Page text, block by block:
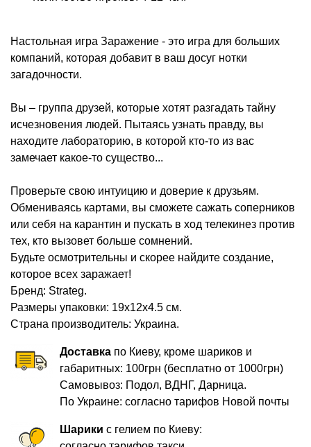
Настольная игра Заражение - это игра для больших
компаний, которая добавит в ваш досуг нотки
загадочности.
Вы – группа друзей, которые хотят разгадать тайну
исчезновения людей. Пытаясь узнать правду, вы
находите лабораторию, в которой кто-то из вас
замечает какое-то существо...
Проверьте свою интуицию и доверие к друзьям.
Обмениваясь картами, вы сможете сажать соперников
или себя на карантин и пускать в ход телекинез против
тех, кто вызовет больше сомнений.
Будьте осмотрительны и скорее найдите создание,
которое всех заражает!
Бренд: Strateg.
Размеры упаковки: 19х12х4.5 см.
Cтрана производитель: Украина.
Доставка по Киеву, кроме шариков и
габаритных: 100грн (бесплатно от 1000грн)
Самовывоз: Подол, ВДНГ, Дарница.
По Украине: согласно тарифов Новой почты
Шарики с гелием по Киеву: